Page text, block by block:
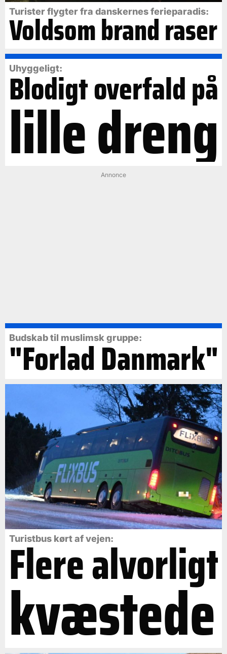
Turister flygter fra danskernes ferieparadis:
Voldsom brand raser
Uhyggeligt:
Blodigt overfald på
lille dreng
Annonce
Budskab til muslimsk gruppe:
"Forlad Danmark"
Turistbus kørt af vejen:
Flere alvorligt
kvæstede